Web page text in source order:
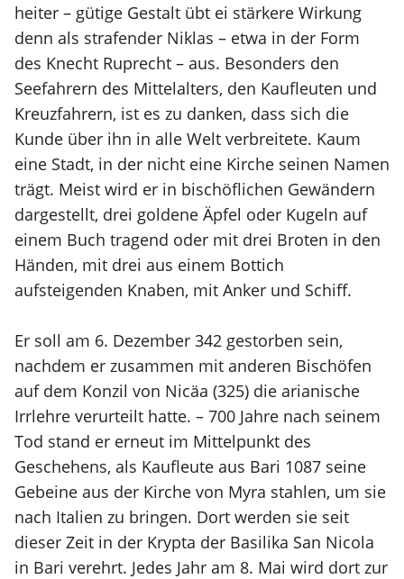
heiter – gütige Gestalt übt ei stärkere Wirkung
denn als strafender Niklas – etwa in der Form
des Knecht Ruprecht – aus. Besonders den
Seefahrern des Mittelalters, den Kaufleuten und
Kreuzfahrern, ist es zu danken, dass sich die
Kunde über ihn in alle Welt verbreitete. Kaum
eine Stadt, in der nicht eine Kirche seinen Namen
trägt. Meist wird er in bischöflichen Gewändern
dargestellt, drei goldene Äpfel oder Kugeln auf
einem Buch tragend oder mit drei Broten in den
Händen, mit drei aus einem Bottich
aufsteigenden Knaben, mit Anker und Schiff.
Er soll am 6. Dezember 342 gestorben sein,
nachdem er zusammen mit anderen Bischöfen
auf dem Konzil von Nicäa (325) die arianische
Irrlehre verurteilt hatte. – 700 Jahre nach seinem
Tod stand er erneut im Mittelpunkt des
Geschehens, als Kaufleute aus Bari 1087 seine
Gebeine aus der Kirche von Myra stahlen, um sie
nach Italien zu bringen. Dort werden sie seit
dieser Zeit in der Krypta der Basilika San Nicola
in Bari verehrt. Jedes Jahr am 8. Mai wird dort zur